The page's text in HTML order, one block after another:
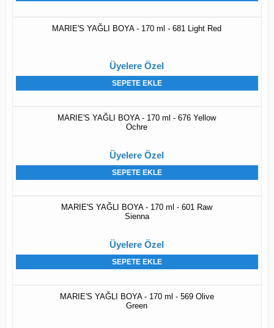
MARIE'S YAĞLI BOYA - 170 ml - 681 Light Red
Üyelere Özel
SEPETE EKLE
MARIE'S YAĞLI BOYA - 170 ml - 676 Yellow
Ochre
Üyelere Özel
SEPETE EKLE
MARIE'S YAĞLI BOYA - 170 ml - 601 Raw
Sienna
Üyelere Özel
SEPETE EKLE
MARIE'S YAĞLI BOYA - 170 ml - 569 Olive
Green